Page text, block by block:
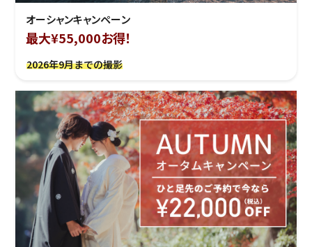
オーシャンキャンペーン
最大¥55,000お得！
2026年9月までの撮影